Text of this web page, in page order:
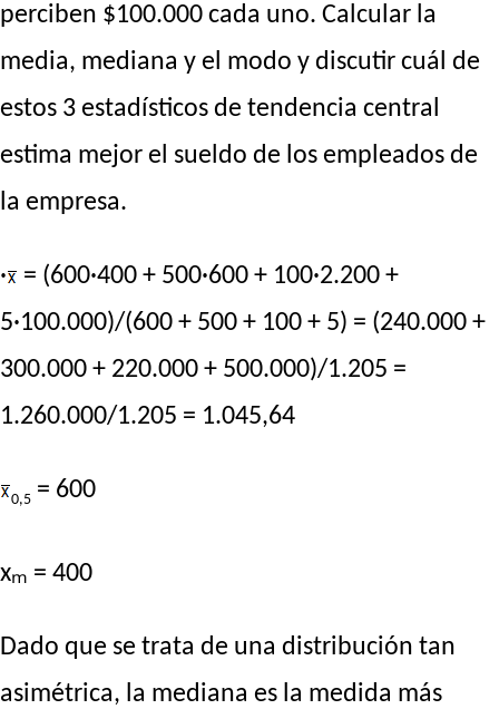
perciben $100.000 cada uno. Calcular la
media, mediana y el modo y discutir cuál de
estos 3 estadísticos de tendencia central
estima mejor el sueldo de los empleados de
la empresa.
·
= (600·400 + 500·600 + 100·2.200 +
5·100.000)/(600 + 500 + 100 + 5) = (240.000 +
300.000 + 220.000 + 500.000)/1.205 =
1.260.000/1.205 = 1.045,64
0,5 = 600
xₘ = 400
Dado que se trata de una distribución tan
asimétrica, la mediana es la medida más